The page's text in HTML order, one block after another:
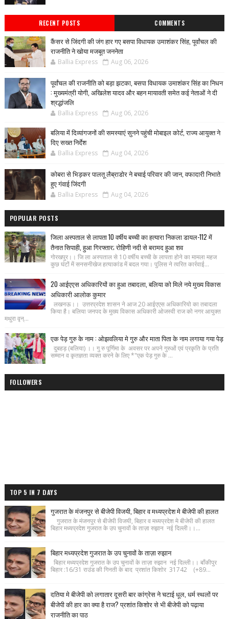
RECENT POSTS COMMENTS
कैंसर से जिंदगी की जंग हार गए बसपा विधायक उमाशंकर सिंह, पूर्वांचल की
राजनीति ने खोया मजबूत जननेता
Ballia Express Aug 06, 2026
पूर्वांचल की राजनीति को बड़ा झटका, बसपा विधायक उमाशंकर सिंह का निधन
: मुख्यमंत्री योगी, अखिलेश यादव और बहन मायावती समेत कई नेताओं ने दी
श्रद्धांजलि
Ballia Express Aug 06, 2026
बलिया में दिव्यांगजनों की समस्याएं सुनने पहुंची मोबाइल कोर्ट, राज्य आयुक्त ने
दिए सख्त निर्देश
Ballia Express Aug 04, 2026
कोबरा से भिड़कर पालतू लैब्राडोर ने बचाई परिवार की जान, वफादारी निभाते
हुए गंवाई जिंदगी
Ballia Express Aug 04, 2026
POPULAR POSTS
जिला अस्पताल से लापता 10 वर्षीय बच्ची का हत्यारा निकला डायल-112 में
तैनात सिपाही, हुआ गिरफ्तार; रोहिणी नदी से बरामद हुआ शव
गोरखपुर।। जि ला अस्पताल से 10 वर्षीय बच्ची के लापता होने का मामला महज
कुछ घंटों में सनसनीखेज हत्याकांड में बदल गया। पुलिस ने त्वरित कार्रवाई...
20 आईएएस अधिकारियों का हुआ तबादला, बलिया को मिले नये मुख्य विकास
अधिकारी आलोक कुमार
लखनऊ।। उत्तरप्रदेश शासन ने आज 20 आईएएस अधिकारियो का तबादला
किया है। बलिया जनपद के मुख्य विकास अधिकारी ओजस्वी राज को नगर आयुक्त
मथुरा वृन्...
एक पेड़ गुरु के नाम : ओझवलिया मे गुरु और माता पिता के नाम लगाया गया पेड़
दुबहड़ (बलिया) ।। गु रु पूर्णिमा के अवसर पर अपने गुरुओं एवं प्रकृति के प्रति
सम्मान व कृतज्ञता व्यक्त करने के लिए *"एक पेड़ गुरु के ...
FOLLOWERS
TOP 5 IN 7 DAYS
गुजरात के मंजनपुर से बीजेपी विजयी, बिहार व मध्यप्रदेश मे बीजेपी की हालत
गुजरात के मंजनपुर से बीजेपी विजयी, बिहार व मध्यप्रदेश मे बीजेपी की हालत
बिहार मध्यप्रदेश गुजरात के उप चुनावों के ताज़ा रुझान नई दिल्ली।।...
बिहार मध्यप्रदेश गुजरात के उप चुनावों के ताज़ा रुझान
बिहार मध्यप्रदेश गुजरात के उप चुनावों के ताज़ा रुझान नई दिल्ली।। बाँकीपुर
बिहार :16/31 राउंड की गिनती के बाद प्रशांत किशोर 31742 (+89...
दतिया मे बीजेपी को लगातार दूसरी बार कांग्रेस ने चटाई धूल, धर्म स्थलों पर
बीजेपी की हार का क्या है राज? प्रशांत किशोर से भी बीजेपी को पढ़ाया
राजनीति का पाठ